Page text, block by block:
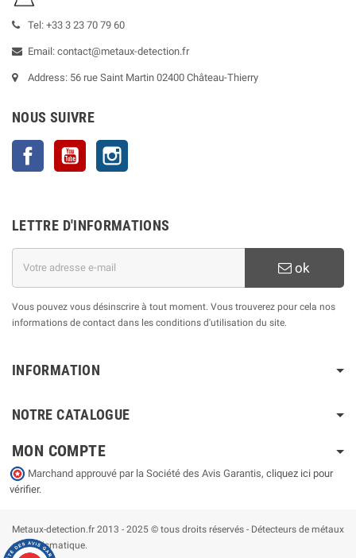
Tel: +33 3 23 70 79 60
Email: contact@metaux-detection.fr
Address: 56 rue Saint Martin 02400 Château-Thierry
NOUS SUIVRE
Facebook YouTube
LETTRE D'INFORMATIONS
ok
Vous pouvez vous désinscrire à tout moment. Vous trouverez pour cela nos
informations de contact dans les conditions d'utilisation du site.
INFORMATION
NOTRE CATALOGUE
MON COMPTE
Marchand approuvé par la Société des Avis Garantis, cliquez ici pour
vérifier.
Metaux-detection.fr 2013 - 2025 © tous droits réservés - Détecteurs de métaux
et numismatique.